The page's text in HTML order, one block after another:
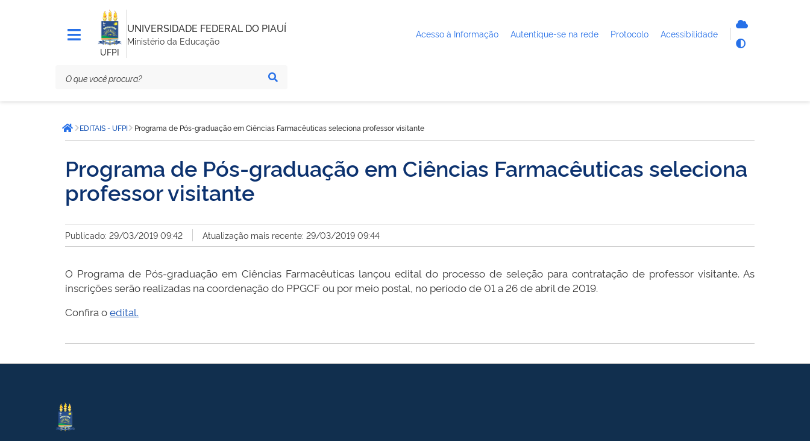
UFPI
UNIVERSIDADE FEDERAL DO PIAUÍ
Ministério da Educação
Acesso à Informação Autentique-se na rede Protocolo Acessibilidade
está
aqui:Página inicial
EDITAIS - UFPI Programa de Pós-graduação em Ciências Farmacêuticas seleciona professor visitante
Programa de Pós-graduação em Ciências Farmacêuticas seleciona
professor visitante
Publicado: 29/03/2019 09:42 Atualização mais recente: 29/03/2019 09:44
O Programa de Pós-graduação em Ciências Farmacêuticas lançou edital do processo de seleção para contratação de professor visitante. As
inscrições serão realizadas na coordenação do PPGCF ou por meio postal, no período de 01 a 26 de abril de 2019.
Confira oedital.